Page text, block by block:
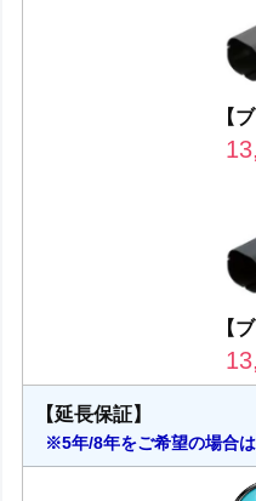
【
【
【延長保証】
※5年/8年をご希望の場合は